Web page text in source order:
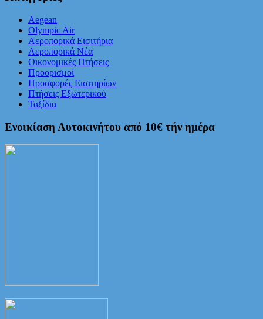
Aegean
Olympic Air
Αεροπορικά Εισιτήρια
Αεροπορικά Νέα
Οικονομικές Πτήσεις
Προορισμοί
Προσφορές Εισιτηρίων
Πτήσεις Εξωτερικού
Ταξίδια
Ενοικίαση Αυτοκινήτου από 10€ τήν ημέρα